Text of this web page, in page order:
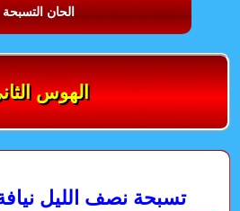
الحان التسبحة
الهوس
تسبحة نصف الليل نيافة